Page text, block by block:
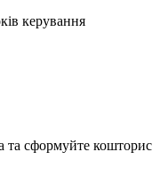
керування
та сформуйте кошторис